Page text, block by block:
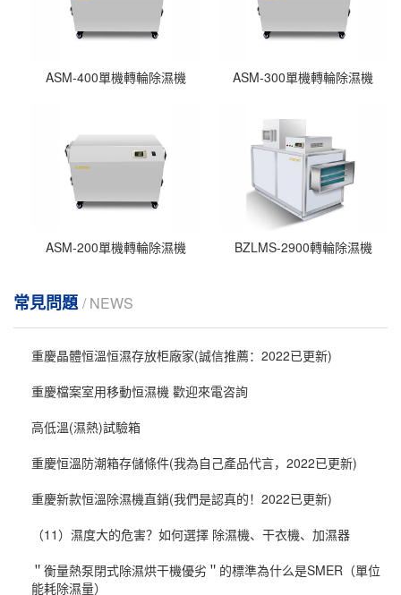
ASM-400單機轉輪除濕機 ASM-300單機轉輪除濕機
ASM-200單機轉輪除濕機 BZLMS-2900轉輪除濕機
常見問題/ NEWS
重慶晶體恒溫恒濕存放柜廠家(誠信推薦：2022已更新)
重慶檔案室用移動恒濕機 歡迎來電咨詢
高低溫(濕熱)試驗箱
重慶恒溫防潮箱存儲條件(我為自己產品代言，2022已更新)
重慶新款恒溫除濕機直銷(我們是認真的！2022已更新)
（11）濕度大的危害？如何選擇 除濕機、干衣機、加濕器
＂衡量熱泵閉式除濕烘干機優劣＂的標準為什么是SMER（單位
能耗除濕量）